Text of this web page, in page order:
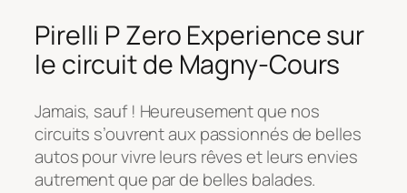
Pirelli P Zero Experience sur
le circuit de Magny-Cours
Jamais, sauf ! Heureusement que nos
circuits s’ouvrent aux passionnés de belles
autos pour vivre leurs rêves et leurs envies
autrement que par de belles balades.